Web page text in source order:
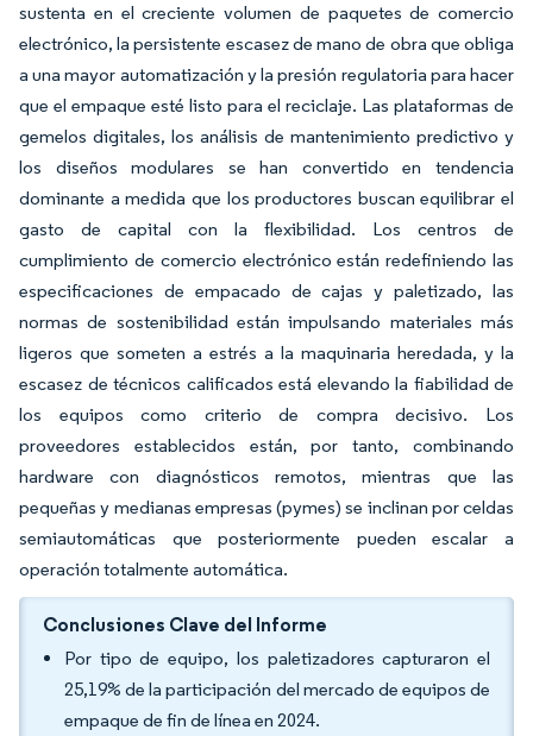
sustenta en el creciente volumen de paquetes de comercio
electrónico, la persistente escasez de mano de obra que obliga
a una mayor automatización y la presión regulatoria para hacer
que el empaque esté listo para el reciclaje. Las plataformas de
gemelos digitales, los análisis de mantenimiento predictivo y
los diseños modulares se han convertido en tendencia
dominante a medida que los productores buscan equilibrar el
gasto de capital con la flexibilidad. Los centros de
cumplimiento de comercio electrónico están redefiniendo las
especificaciones de empacado de cajas y paletizado, las
normas de sostenibilidad están impulsando materiales más
ligeros que someten a estrés a la maquinaria heredada, y la
escasez de técnicos calificados está elevando la fiabilidad de
los equipos como criterio de compra decisivo. Los
proveedores establecidos están, por tanto, combinando
hardware con diagnósticos remotos, mientras que las
pequeñas y medianas empresas (pymes) se inclinan por celdas
semiautomáticas que posteriormente pueden escalar a
operación totalmente automática.
Conclusiones Clave del Informe
Por tipo de equipo, los paletizadores capturaron el
25,19% de la participación del mercado de equipos de
empaque de fin de línea en 2024.